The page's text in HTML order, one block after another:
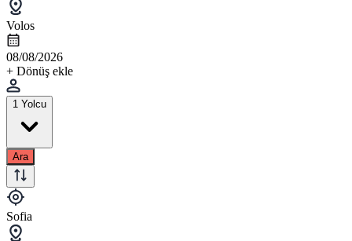
Volos
08/08/2026
+ Dönüş ekle
1 Yolcu
Ara
Sofia